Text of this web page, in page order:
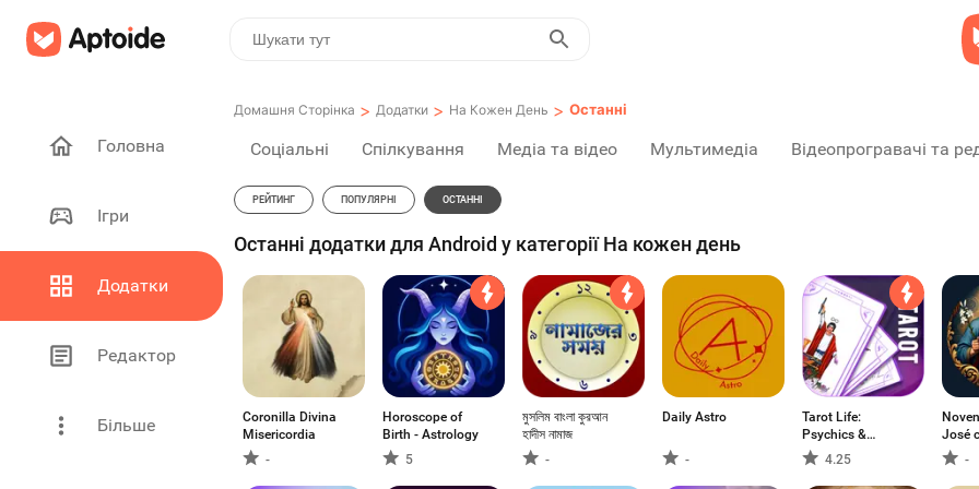
Головна
Ігри
Додатки
Редактор
Більше
Домашня Сторінка > Додатки > На Кожен День > Останні
Соціальні Спілкування Медіа та відео Мультимедіа Відеопрогравачі та
РЕЙТИНГ ПОПУЛЯРНІ ОСТАННІ
Останні додатки для Android у категорії На кожен день
Coronilla Divina
Misericordia
-
Horoscope of
Birth - Astrology
5
মুসলিম বাংলা কুরআন
হাদীস নামাজ
-
Daily Astro
-
Tarot Life:
Psychics &
Healers
4.25
José
-